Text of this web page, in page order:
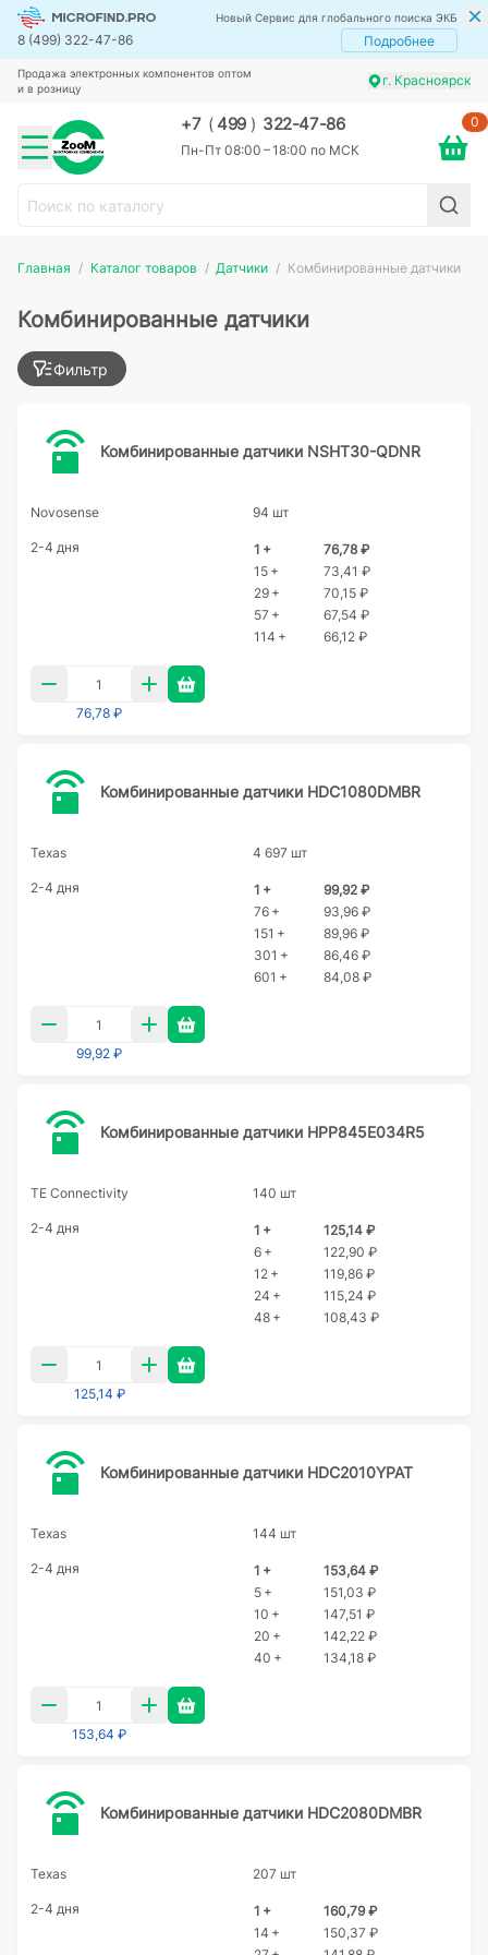
Новый Сервис для глобального поиска ЭКБ
8 (499) 322-47-86 Подробнее
Продажа электронных компонентов оптом
и в розницу
г. Красноярск
+7 (499 ) 322-47-86
Пн-Пт 08:00 – 18:00 по МСК
0
Главная Каталог товаров Датчики Комбинированные датчики
Комбинированные датчики
Фильтр
Комбинированные датчики NSHT30-QDNR
Novosense 94 шт
2-4 дня 1 +
76,78 ₽
15 +
73,41 ₽
29 +
70,15 ₽
57 +
67,54 ₽
114 +
66,12 ₽
76,78 ₽
Комбинированные датчики HDC1080DMBR
Texas 4 697 шт
2-4 дня 1 +
99,92 ₽
76 +
93,96 ₽
151 +
89,96 ₽
301 +
86,46 ₽
601 +
84,08 ₽
99,92 ₽
Комбинированные датчики HPP845E034R5
TE Connectivity 140 шт
2-4 дня 1 +
125,14 ₽
6 +
122,90 ₽
12 +
119,86 ₽
24 +
115,24 ₽
48 +
108,43 ₽
125,14 ₽
Комбинированные датчики HDC2010YPAT
Texas 144 шт
2-4 дня 1 +
153,64 ₽
5 +
151,03 ₽
10 +
147,51 ₽
20 +
142,22 ₽
40 +
134,18 ₽
153,64 ₽
Комбинированные датчики HDC2080DMBR
Texas 207 шт
2-4 дня 1 +
160,79 ₽
14 +
150,37 ₽